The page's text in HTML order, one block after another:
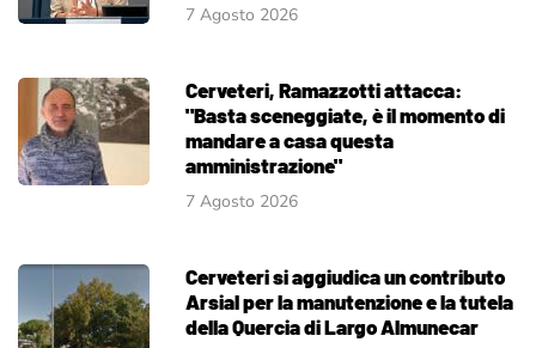
7 Agosto 2026
Cerveteri, Ramazzotti attacca:
"Basta sceneggiate, è il momento di
mandare a casa questa
amministrazione"
7 Agosto 2026
Cerveteri si aggiudica un contributo
Arsial per la manutenzione e la tutela
della Quercia di Largo Almunecar